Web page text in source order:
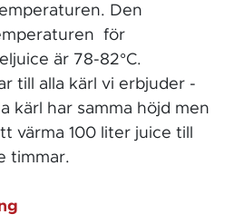
Den
för
är 78-82°C.
till alla kärl vi erbjuder -
kärl har samma höjd men
värma 100 liter juice till
timmar.